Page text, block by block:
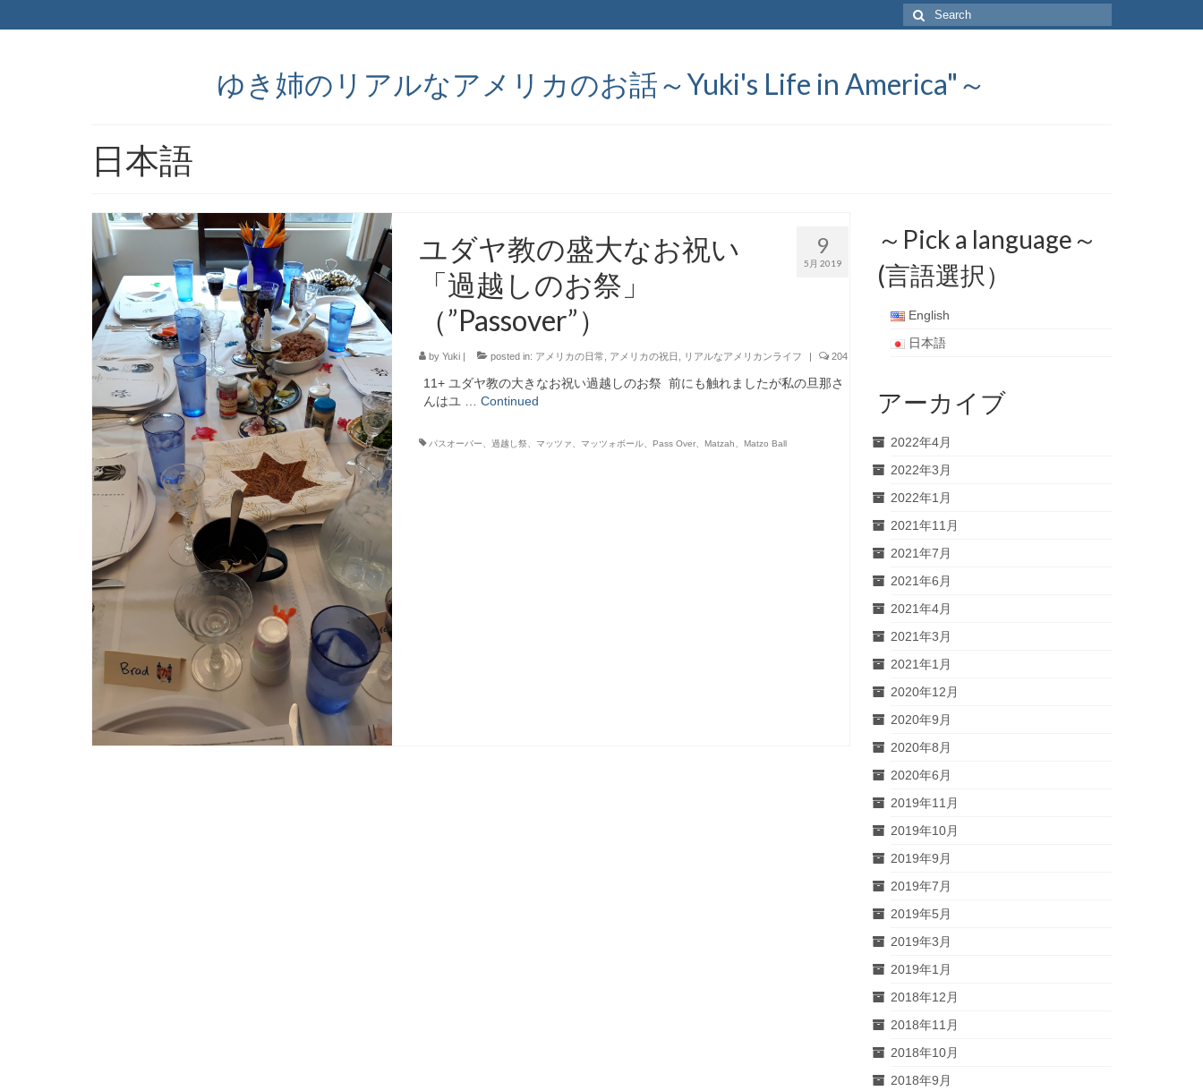
Search
for:
ゆき姉のリアルなアメリカのお話～Yuki's Life in America"～
日本語
9
5月 2019
ユダヤ教の盛大なお祝い
「過越しのお祭」
（”Passover”）
by Yuki| posted in: アメリカの日常 アメリカの祝日 リアルなアメリカンライフ | 204
11+ ユダヤ教の大きなお祝い過越しのお祭 前にも触れましたが私の旦那さ
んはユ … Continued
パスオーバー、過越し祭、マッツァ、マッツォボール、Pass Over、Matzah、Matzo Ball
～Pick a language～
(言語選択）
English
日本語
アーカイブ
2022年4月
2022年3月
2022年1月
2021年11月
2021年7月
2021年6月
2021年4月
2021年3月
2021年1月
2020年12月
2020年9月
2020年8月
2020年6月
2019年11月
2019年10月
2019年9月
2019年7月
2019年5月
2019年3月
2019年1月
2018年12月
2018年11月
2018年10月
2018年9月